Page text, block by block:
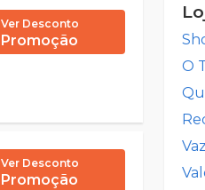
Ver Desconto
Promoção
Ver Desconto
Promoção
O